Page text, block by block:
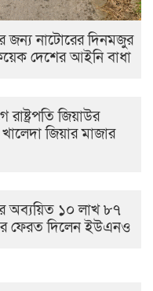
জন্য নাটোরের দিনমজুর
দেশের আইনি বাধা
জিয়াউর
জিয়ার মাজার
অব্যয়িত ১০ লাখ ৮৭
ফেরত দিলেন ইউএনও